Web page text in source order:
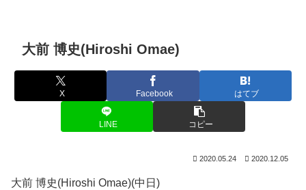
大前 博史(Hiroshi Omae)
X Facebook はてブ
LINE コピー
2020.05.24 2020.12.05
大前 博史(Hiroshi Omae)(中日)